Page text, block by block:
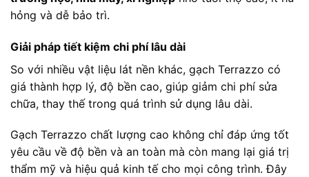
hỏng và dễ bảo trì.
Giải pháp tiết kiệm chi phí lâu dài
So với nhiều vật liệu lát nền khác, gạch Terrazzo có
giá thành hợp lý, độ bền cao, giúp giảm chi phí sửa
chữa, thay thế trong quá trình sử dụng lâu dài.
Gạch Terrazzo chất lượng cao không chỉ đáp ứng tốt
yêu cầu về độ bền và an toàn mà còn mang lại giá trị
thẩm mỹ và hiệu quả kinh tế cho mọi công trình. Đây